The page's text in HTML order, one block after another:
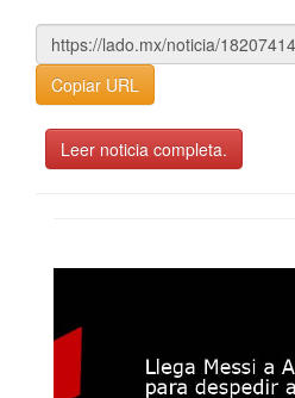
Copiar URL
Leer noticia completa.